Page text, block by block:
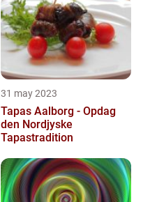
31 may 2023
Tapas Aalborg - Opdag
den Nordjyske
Tapastradition